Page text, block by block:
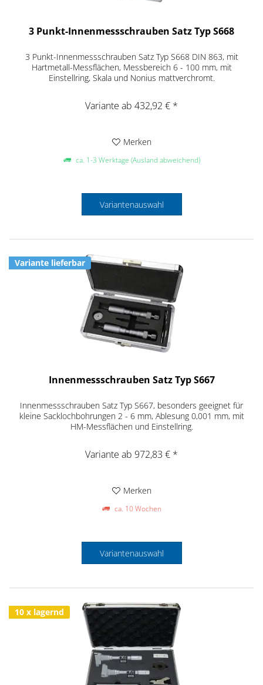
3 Punkt-Innenmessschrauben Satz Typ S668
3 Punkt-Innenmessschrauben Satz Typ S668 DIN 863, mit
Hartmetall-Messflächen, Messbereich 6 - 100 mm, mit
Einstellring, Skala und Nonius mattverchromt.
Variante ab 432,92 € *
Merken
ca. 1-3 Werktage (Ausland abweichend)
Variantenauswahl
Variante lieferbar
Innenmessschrauben Satz Typ S667
Innenmessschrauben Satz Typ S667, besonders geeignet für
kleine Sacklochbohrungen 2 - 6 mm, Ablesung 0,001 mm, mit
HM-Messflächen und Einstellring.
Variante ab 972,83 € *
Merken
ca. 10 Wochen
Variantenauswahl
10 x lagernd